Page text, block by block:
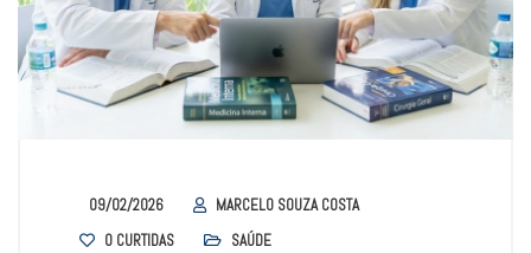
09/02/2026
MARCELO SOUZA COSTA
0 CURTIDAS SAÚDE